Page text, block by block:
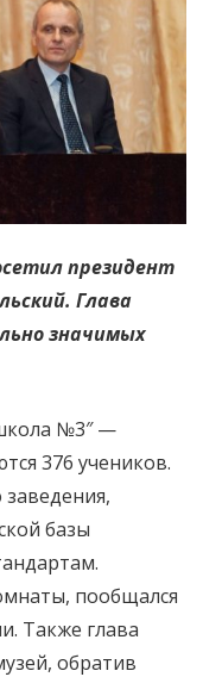
президент
Глава
значимых
№3″ —
376 учеников.
базы
пообщался
Также глава
обратив